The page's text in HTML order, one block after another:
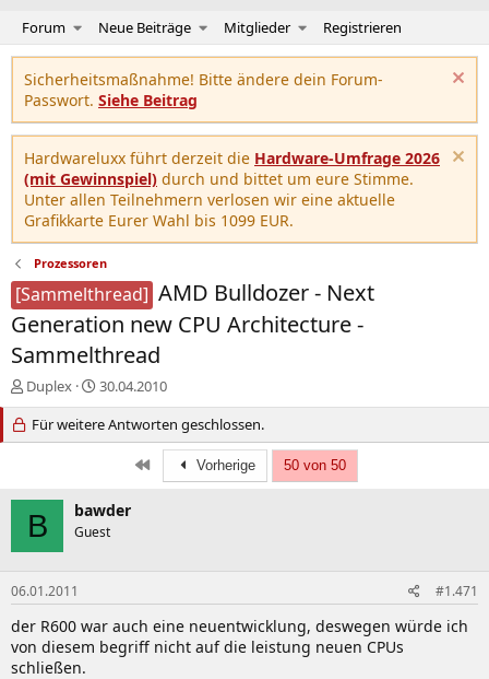
Forum Neue Beiträge Mitglieder Registrieren
Sicherheitsmaßnahme! Bitte ändere dein Forum-
Passwort. Siehe Beitrag
Hardwareluxx führt derzeit die Hardware-Umfrage 2026
(mit Gewinnspiel) durch und bittet um eure Stimme.
Unter allen Teilnehmern verlosen wir eine aktuelle
Grafikkarte Eurer Wahl bis 1099 EUR.
Prozessoren
[Sammelthread] AMD Bulldozer - Next
Generation new CPU Architecture -
Sammelthread
E
r
s
t
l
r
Duplex
E
r
s
t
l
t
a
30.04.2010
Für weitere Antworten geschlossen.
Erste Vorherige 50 von 50
B bawder
Guest
06.01.2011 #1.471
der R600 war auch eine neuentwicklung, deswegen würde ich
von diesem begriff nicht auf die leistung neuen CPUs
schließen.